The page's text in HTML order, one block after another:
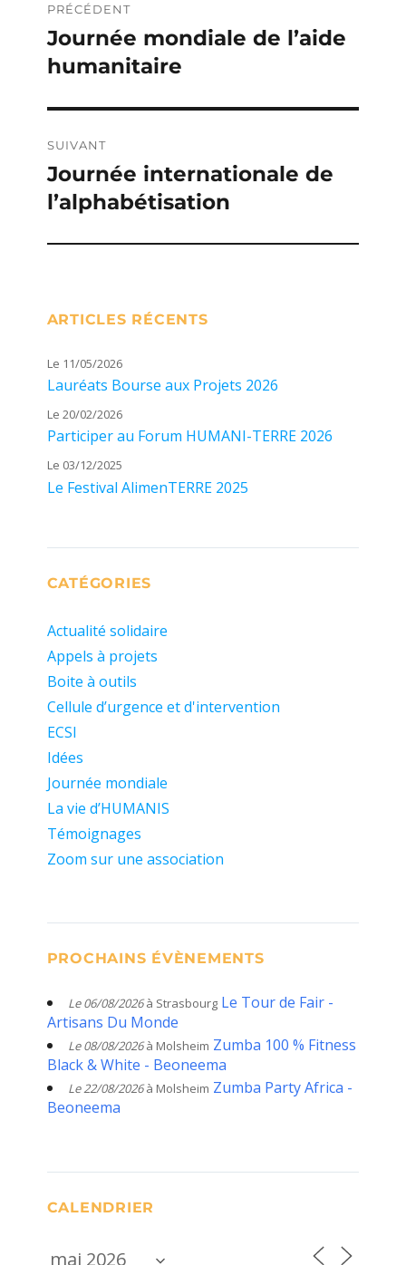
de
l’article
PRÉCÉDENT
Publication
précédente :
Journée mondiale de l’aide
humanitaire
SUIVANT
Publication
suivante :
Journée internationale de
l’alphabétisation
ARTICLES RÉCENTS
Le 11/05/2026
Lauréats Bourse aux Projets 2026
Le 20/02/2026
Participer au Forum HUMANI-TERRE 2026
Le 03/12/2025
Le Festival AlimenTERRE 2025
CATÉGORIES
Actualité solidaire
Appels à projets
Boite à outils
Cellule d’urgence et d'intervention
ECSI
Idées
Journée mondiale
La vie d’HUMANIS
Témoignages
Zoom sur une association
PROCHAINS ÉVÈNEMENTS
Le 06/08/2026à Strasbourg Le Tour de Fair -
Artisans Du Monde
Le 08/08/2026à Molsheim Zumba 100 % Fitness
Black & White - Beoneema
Le 22/08/2026à Molsheim Zumba Party Africa -
Beoneema
CALENDRIER